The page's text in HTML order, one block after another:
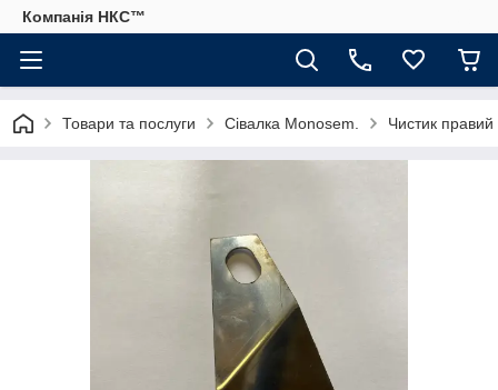
Компанія НКС™
Товари та послуги Сівалка Monosem. Чистик